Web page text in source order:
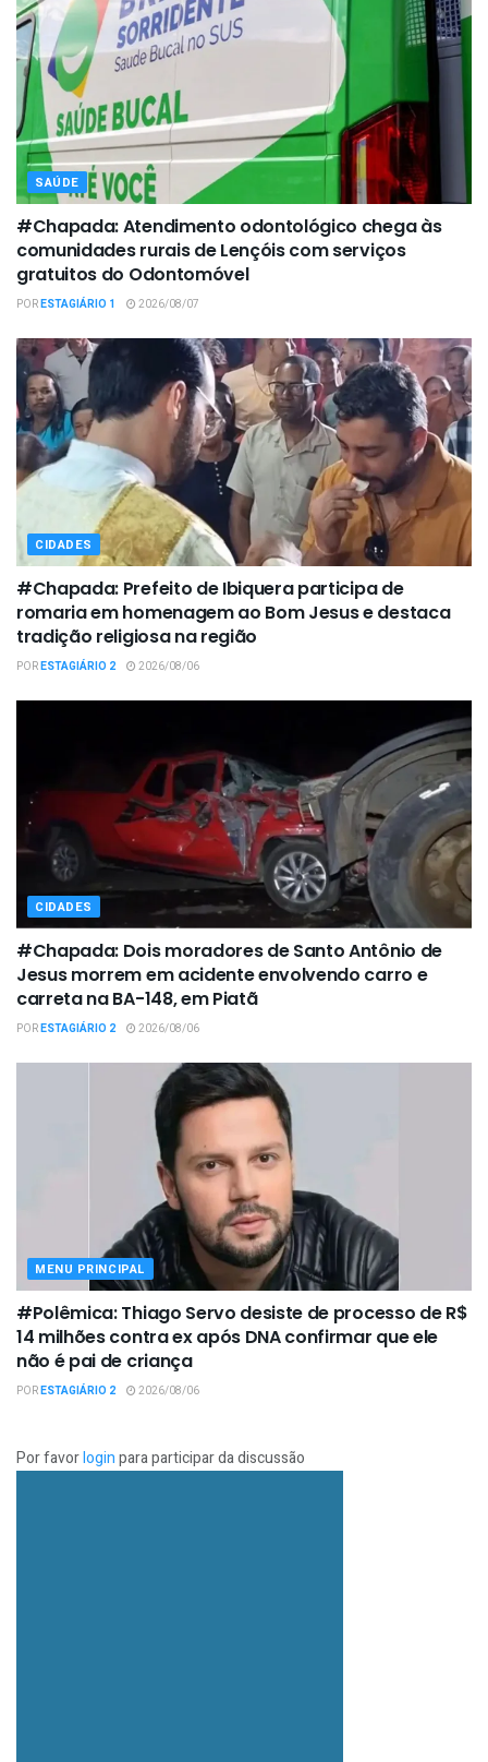
SAÚDE
#Chapada: Atendimento odontológico chega às
comunidades rurais de Lençóis com serviços
gratuitos do Odontomóvel
PORESTAGIÁRIO 1 2026/08/07
CIDADES
#Chapada: Prefeito de Ibiquera participa de
romaria em homenagem ao Bom Jesus e destaca
tradição religiosa na região
PORESTAGIÁRIO 2 2026/08/06
CIDADES
#Chapada: Dois moradores de Santo Antônio de
Jesus morrem em acidente envolvendo carro e
carreta na BA-148, em Piatã
PORESTAGIÁRIO 2 2026/08/06
MENU PRINCIPAL
#Polêmica: Thiago Servo desiste de processo de R$
14 milhões contra ex após DNA confirmar que ele
não é pai de criança
PORESTAGIÁRIO 2 2026/08/06
Por favorloginpara participar da discussão